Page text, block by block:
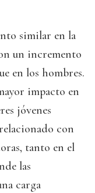
similar en la
un incremento
en los hombres.
impacto en
jóvenes
con
tanto en el
las
carga